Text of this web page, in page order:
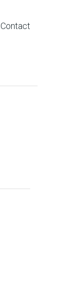
Contact